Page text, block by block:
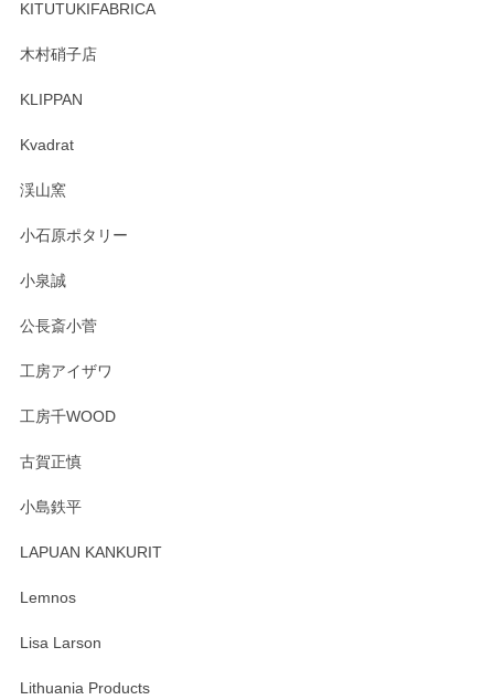
淡いグリーンのカラーがとても可愛いです❤️ ありがとうござ
す。 素敵な湯呑みでとても気に入りました。 発送も早く、
たm(_)m
います。無事に届いたようで安心いたしまし
KITUTUKIFABRICA
木村硝子店
KLIPPAN
Kvadrat
渓山窯
小石原ポタリー
小泉誠
公長斎小菅
工房アイザワ
工房千WOOD
古賀正慎
小島鉄平
LAPUAN KANKURIT
Lemnos
Lisa Larson
Lithuania Products